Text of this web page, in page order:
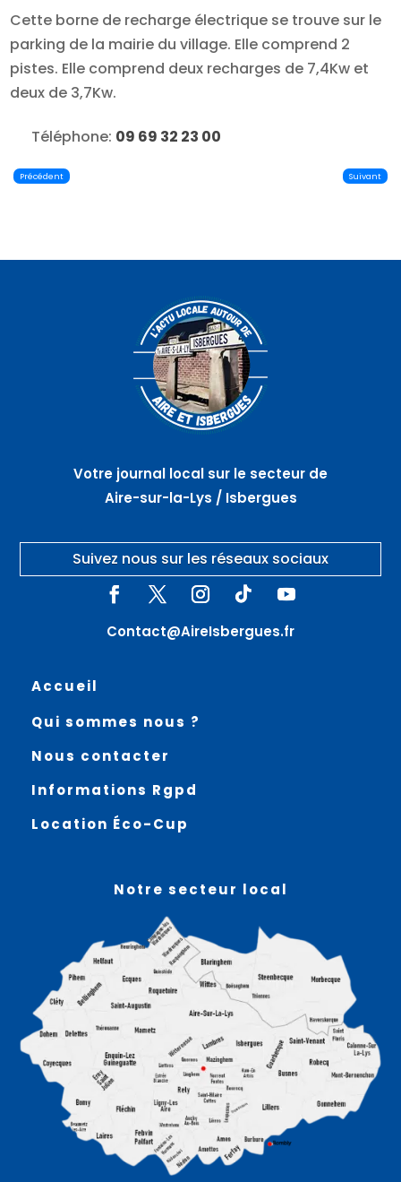
Cette borne de recharge électrique se trouve sur le
parking de la mairie du village. Elle comprend 2
pistes. Elle comprend deux recharges de 7,4Kw et
deux de 3,7Kw.
Téléphone: 09 69 32 23 00
Précédent Suivant
Votre journal local sur le secteur de
Aire-sur-la-Lys / Isbergues
Suivez nous sur les réseaux sociaux
Contact@AireIsbergues.fr
Accueil
Qui sommes nous ?
Nous contacter
Informations Rgpd
Location Éco-Cup
Notre secteur local